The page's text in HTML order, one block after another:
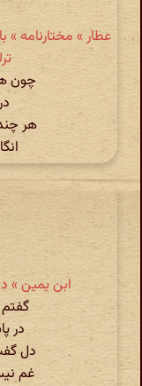
عطار » مختارنامه
چون
هر
ابن یمین »
در
دل
غم